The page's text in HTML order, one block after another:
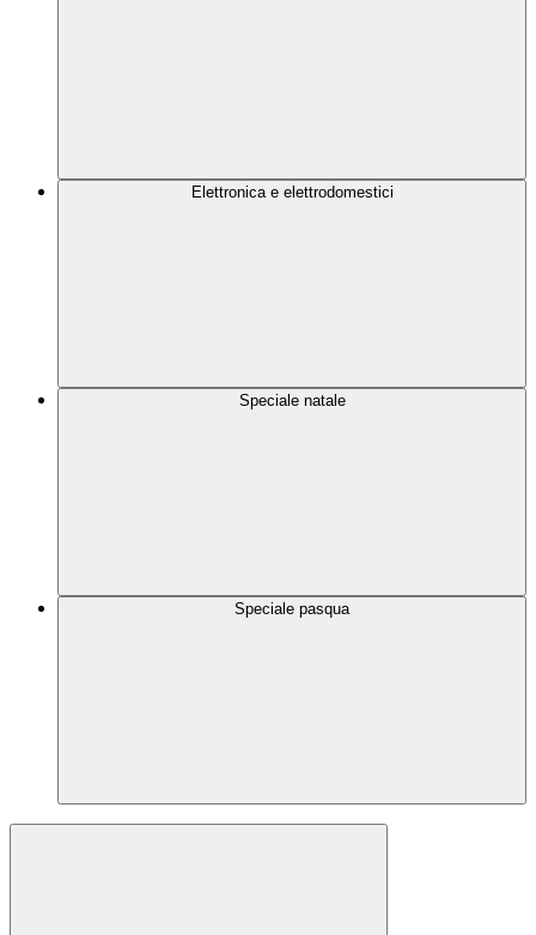
Elettronica e elettrodomestici
Speciale natale
Speciale pasqua